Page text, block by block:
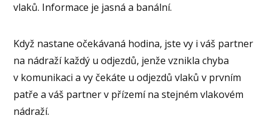
vlaků. Informace je jasná a banální.
Když nastane očekávaná hodina, jste vy i váš partner
na nádraží každý u odjezdů, jenže vznikla chyba
v komunikaci a vy čekáte u odjezdů vlaků v prvním
patře a váš partner v přízemí na stejném vlakovém
nádraží.